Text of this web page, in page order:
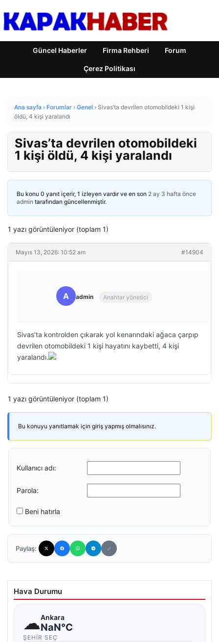
Güncel Haberler Firma Rehberi Forum
Çerez Politikası
Ana sayfa › Forumlar › Genel › Sivas’ta devrilen otomobildeki 1 kişi
öldü, 4 kişi yaralandı
Sivas’ta devrilen otomobildeki
1 kişi öldü, 4 kişi yaralandı
Bu konu 0 yanıt içerir, 1 izleyen vardır ve en son 2 ay 3 hafta önce
admin tarafından güncellenmiştir.
1 yazı görüntüleniyor (toplam 1)
Mayıs 13, 2026: 10:52 am #14904
A admin Anahtar yönetici
Sivas’ta kontrolden çıkarak yol kenarındaki ağaca çarpıp
devrilen otomobildeki 1 kişi hayatını kaybetti, 4 kişi
yaralandı.
1 yazı görüntüleniyor (toplam 1)
Bu konuyu yanıtlamak için giriş yapmış olmalısınız.
Kullanıcı adı:
Parola:
Beni hatırla
Paylaş:
Hava Durumu
☁Ankara
NaN°C
ŞEHIR SEÇ